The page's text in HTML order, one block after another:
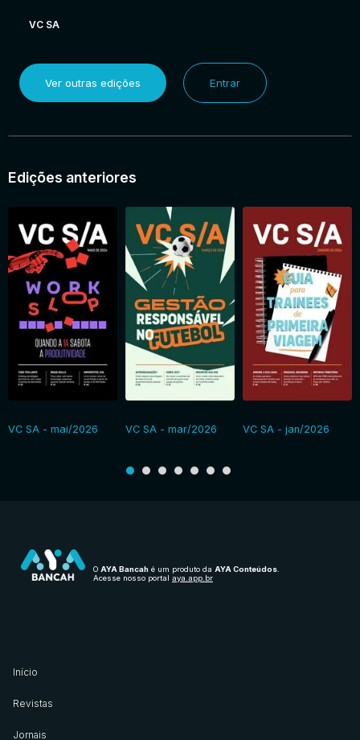
VC SA
Ver outras edições Entrar
Edições anteriores
VC SA - mai/2026 VC SA - mar/2026 VC SA - jan/2026
O AYA Bancah é um produto da AYA Conteúdos
Acesse nosso portal aya.app.br
Início
Revistas
Jornais